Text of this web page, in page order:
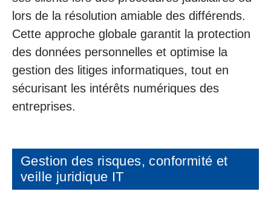
lors de la résolution amiable des différends.
Cette approche globale garantit la protection
des données personnelles et optimise la
gestion des litiges informatiques, tout en
sécurisant les intérêts numériques des
entreprises.
Gestion des risques, conformité et
veille juridique IT